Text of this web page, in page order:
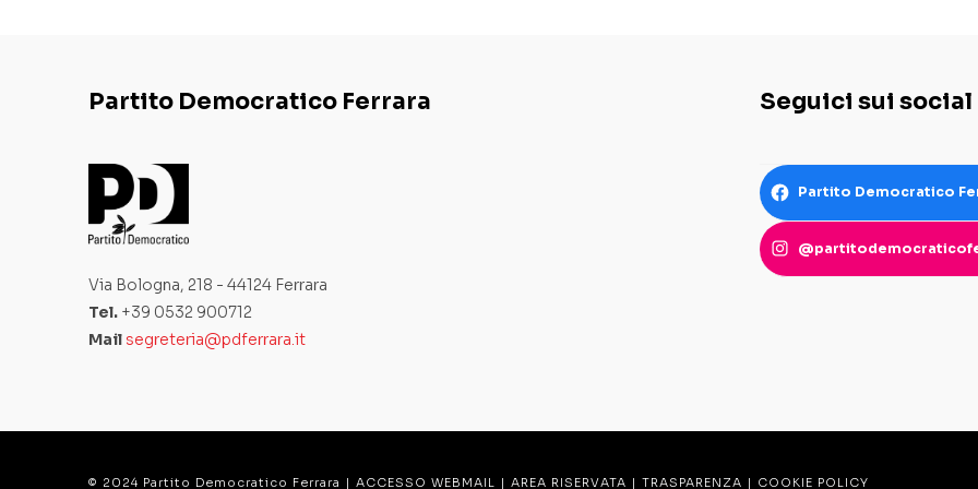
Partito Democratico Ferrara
Via Bologna, 218 - 44124 Ferrara
Tel.+39 0532 900712
Mail segreteria@pdferrara.it
Seguici sui social
Partito Democratico
© 2024 Partito Democratico Ferrara | ACCESSO WEBMAIL | AREA RISERVATA | TRASPARENZA | COOKIE POLICY